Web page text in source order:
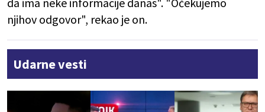
njihov odgovor", rekao je on.
Udarne vesti